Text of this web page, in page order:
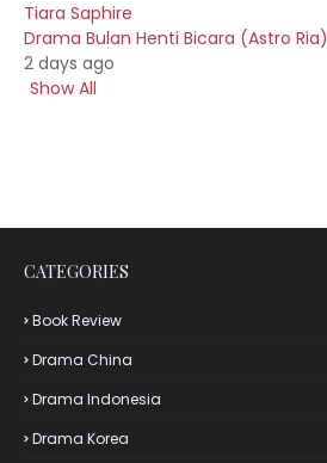
Tiara Saphire
Drama Bulan Henti Bicara (Astro Ria)
2 days ago
Show All
CATEGORIES
Book Review
Drama China
Drama Indonesia
Drama Korea